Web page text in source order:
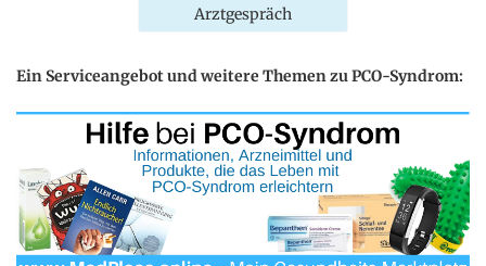
Arztgespräch
Ein Serviceangebot und weitere Themen zu PCO-Syndrom: